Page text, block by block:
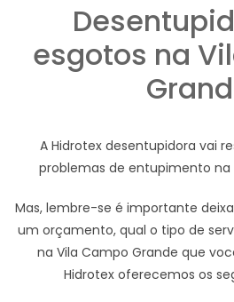
esgotos na
A Hidrotex desentupidora vai
problemas de entupimento na
Mas, lembre-se é importante
um orçamento, qual o tipo de
na Vila Campo Grande que
Hidrotex oferecemos os